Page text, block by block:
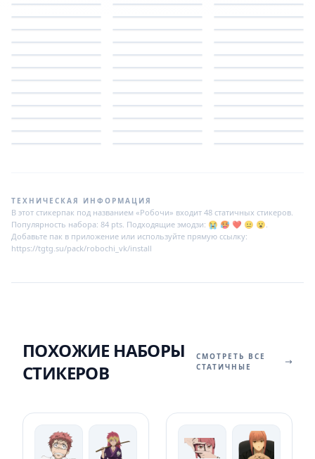
ТЕХНИЧЕСКАЯ ИНФОРМАЦИЯ
В этот стикерпак под названием «Робочи» входит 48 статичных стикеров.
Популярность набора: 84 pts. Подходящие эмодзи: 😭 🥵 ❤ 😐 😮.
Добавьте пак в приложение или используйте прямую ссылку:
https://tgtg.su/pack/robochi_vk/install
ПОХОЖИЕ НАБОРЫ
СТИКЕРОВ
СМОТРЕТЬ ВСЕ
СТАТИЧНЫЕ